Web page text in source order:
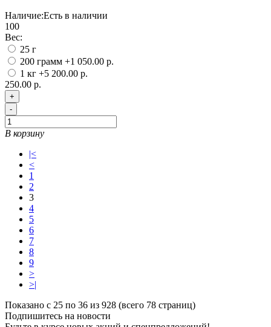
Наличие:Есть в наличии
100
Вес:
25 г
200 грамм +1 050.00 р.
1 кг +5 200.00 р.
250.00 р.
+
-
В корзину
|<
<
1
2
3
4
5
6
7
8
9
>
>|
Показано с 25 по 36 из 928 (всего 78 страниц)
Подпишитесь на новости